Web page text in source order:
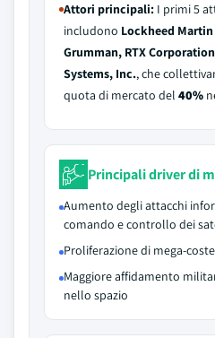
Attori principali: I primi 5
includono Lockheed
Grumman, RTX
Systems, Inc., che
quota di mercato del 40%
Principali driver di
Aumento degli attacchi
comando e controllo dei
Proliferazione di mega-
Maggiore affidamento
nello spazio